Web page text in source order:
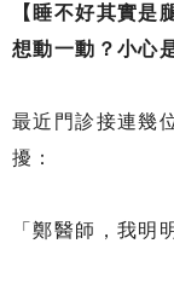
【睡不好其實是
想動一動？小心
最近門診接連幾
擾：
「鄭醫師，我明